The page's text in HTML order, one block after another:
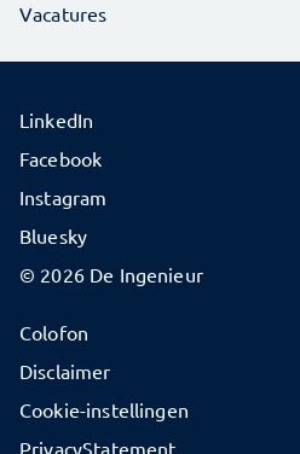
Vacatures
© 2026 De Ingenieur
Colofon
Disclaimer
Cookie-instellingen
PrivacyStatement
LinkedIn
Facebook
Instagram
Bluesky